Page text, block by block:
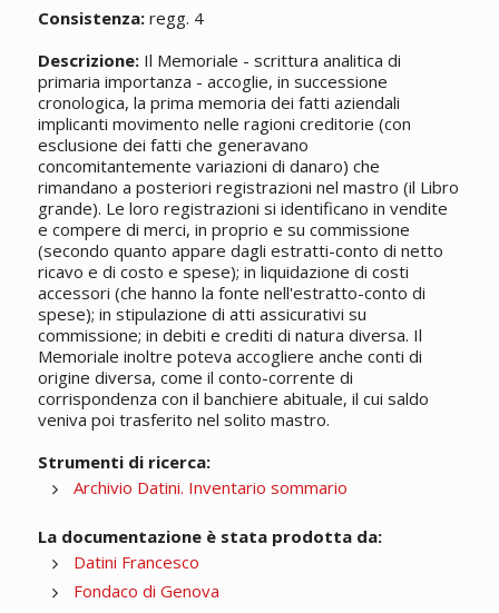
Consistenza:regg. 4
Descrizione:Il Memoriale - scrittura analitica di
primaria importanza - accoglie, in successione
cronologica, la prima memoria dei fatti aziendali
implicanti movimento nelle ragioni creditorie (con
esclusione dei fatti che generavano
concomitantemente variazioni di danaro) che
rimandano a posteriori registrazioni nel mastro (il Libro
grande). Le loro registrazioni si identificano in vendite
e compere di merci, in proprio e su commissione
(secondo quanto appare dagli estratti-conto di netto
ricavo e di costo e spese); in liquidazione di costi
accessori (che hanno la fonte nell'estratto-conto di
spese); in stipulazione di atti assicurativi su
commissione; in debiti e crediti di natura diversa. Il
Memoriale inoltre poteva accogliere anche conti di
origine diversa, come il conto-corrente di
corrispondenza con il banchiere abituale, il cui saldo
veniva poi trasferito nel solito mastro.
Strumenti di ricerca:
Archivio Datini. Inventario sommario
La documentazione è stata prodotta da:
Datini Francesco
Fondaco di Genova